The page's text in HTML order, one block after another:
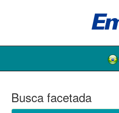
Busca facetada